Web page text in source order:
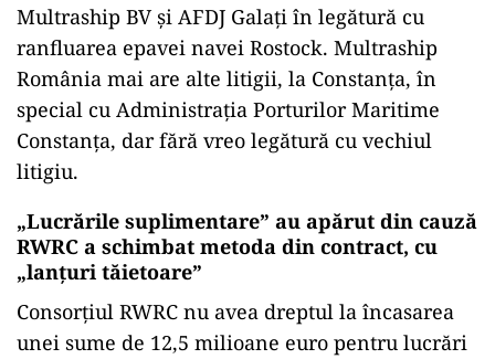
Multraship BV și AFDJ Galați în legătură cu
ranfluarea epavei navei Rostock. Multraship
România mai are alte litigii, la Constanța, în
special cu Administrația Porturilor Maritime
Constanța, dar fără vreo legătură cu vechiul
litigiu.
„Lucrările suplimentare” au apărut din cauză
RWRC a schimbat metoda din contract, cu
„lanțuri tăietoare”
Consorțiul RWRC nu avea dreptul la încasarea
unei sume de 12,5 milioane euro pentru lucrări